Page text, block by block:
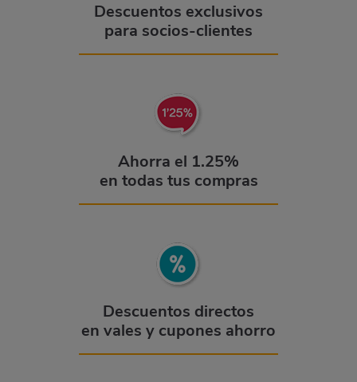
Descuentos exclusivos
para socios-clientes
Ahorra el 1.25%
en todas tus compras
Descuentos directos
en vales y cupones ahorro